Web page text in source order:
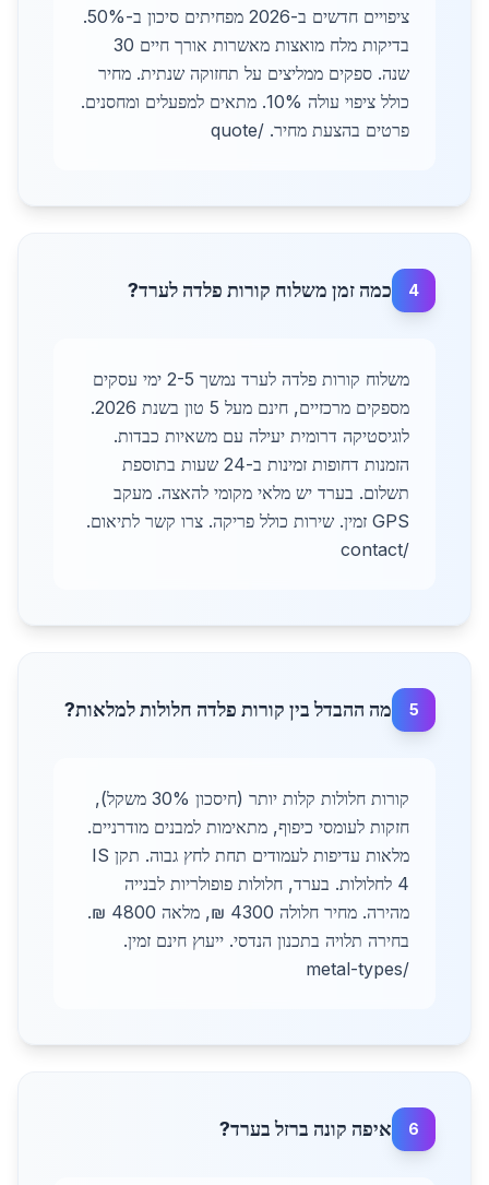
ציפויים חדשים ב-2026 מפחיתים סיכון ב-50%.
בדיקות מלח מואצות מאשרות אורך חיים 30
שנה. ספקים ממליצים על תחזוקה שנתית. מחיר
כולל ציפוי עולה 10%. מתאים למפעלים ומחסנים.
פרטים בהצעת מחיר. /quote
4 כמה זמן משלוח קורות פלדה לערד?
משלוח קורות פלדה לערד נמשך 2-5 ימי עסקים
מספקים מרכזיים, חינם מעל 5 טון בשנת 2026.
לוגיסטיקה דרומית יעילה עם משאיות כבדות.
הזמנות דחופות זמינות ב-24 שעות בתוספת
תשלום. בערד יש מלאי מקומי להאצה. מעקב
GPS זמין. שירות כולל פריקה. צרו קשר לתיאום.
/contact
5 מה ההבדל בין קורות פלדה חלולות למלאות?
קורות חלולות קלות יותר (חיסכון 30% משקל),
חזקות לעומסי כיפוף, מתאימות למבנים מודרניים.
מלאות עדיפות לעמודים תחת לחץ גבוה. תקן IS
4 לחלולות. בערד, חלולות פופולריות לבנייה
מהירה. מחיר חלולה 4300 ₪, מלאה 4800 ₪.
בחירה תלויה בתכנון הנדסי. ייעוץ חינם זמין.
/metal-types
6 איפה קונה ברזל בערד?